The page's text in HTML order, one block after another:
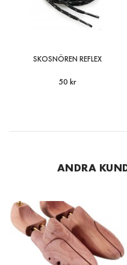
SKOSNÖREN REFLEX
50 kr
ANDRA